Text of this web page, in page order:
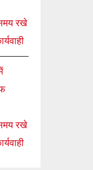
रखे
रखे